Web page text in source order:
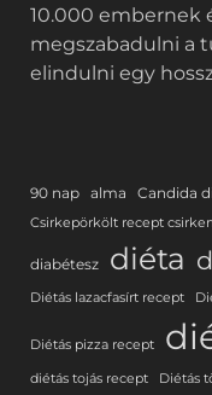
10.000 embernek
megszabadulni a
elindulni egy
90 nap alma Candida
Csirkepörkölt recept
diabétesz diéta
Diétás lazacfasírt recept
Diétás pizza recept
diétás tojás recept Diétás